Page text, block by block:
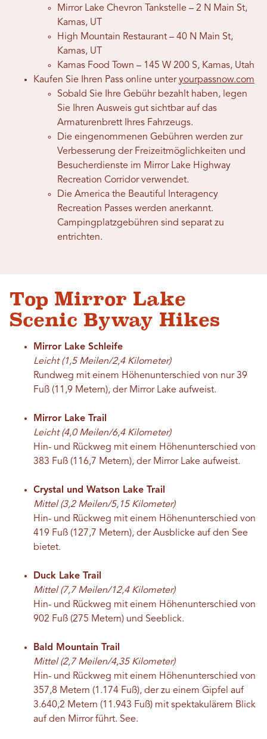
Mirror Lake Chevron Tankstelle – 2 N Main St,
Kamas, UT
High Mountain Restaurant – 40 N Main St,
Kamas, UT
Kamas Food Town – 145 W 200 S, Kamas, Utah
Kaufen Sie Ihren Pass online unteryourpassnow.com
Sobald Sie Ihre Gebühr bezahlt haben, legen
Sie Ihren Ausweis gut sichtbar auf das
Armaturenbrett Ihres Fahrzeugs.
Die eingenommenen Gebühren werden zur
Verbesserung der Freizeitmöglichkeiten und
Besucherdienste im Mirror Lake Highway
Recreation Corridor verwendet.
Die America the Beautiful Interagency
Recreation Passes werden anerkannt.
Campingplatzgebühren sind separat zu
entrichten.
Top Mirror Lake
Scenic Byway Hikes
Mirror Lake Schleife
Leicht (1,5 Meilen/2,4 Kilometer)
Rundweg mit einem Höhenunterschied von nur 39
Fuß (11,9 Metern), der Mirror Lake aufweist.
Mirror Lake Trail
Leicht (4,0 Meilen/6,4 Kilometer)
Hin- und Rückweg mit einem Höhenunterschied von
383 Fuß (116,7 Metern), der Mirror Lake aufweist.
Crystal und Watson Lake Trail
Mittel (3,2 Meilen/5,15 Kilometer)
Hin- und Rückweg mit einem Höhenunterschied von
419 Fuß (127,7 Metern), der Ausblicke auf den See
bietet.
Duck Lake Trail
Mittel (7,7 Meilen/12,4 Kilometer)
Hin- und Rückweg mit einem Höhenunterschied von
902 Fuß (275 Metern) und Seeblick.
Bald Mountain Trail
Mittel (2,7 Meilen/4,35 Kilometer)
Hin- und Rückweg mit einem Höhenunterschied von
357,8 Metern (1.174 Fuß), der zu einem Gipfel auf
3.640,2 Metern (11.943 Fuß) mit spektakulärem Blick
auf den Mirror führt. See.